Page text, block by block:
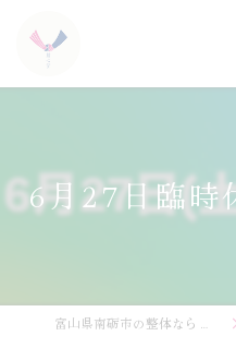
6月27日臨時